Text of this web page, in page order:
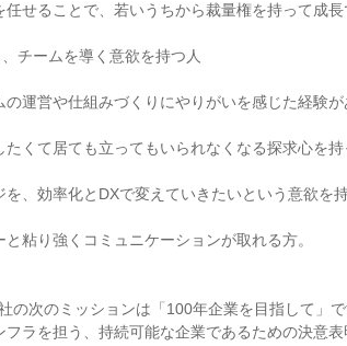
せることで、若いうちから裁量権を持って成長
チームを導く意欲を持つ人
運営や仕組みづくりにやりがいを感じた経験が
たくて居ても立ってもいられなくなる探求心を持
を、効率化とDXで変えていきたいという意欲を持
粘り強くコミュニケーションが取れる方。
の次のミッションは「100年企業を目指して」で
ラを担う、持続可能な企業であるための決意表